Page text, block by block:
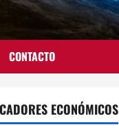
CONTACTO
ECONÓMICOS